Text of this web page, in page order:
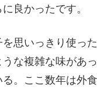
良かったです。
思いっきり使っ
な複雑な味があ
る。ここ数年は外